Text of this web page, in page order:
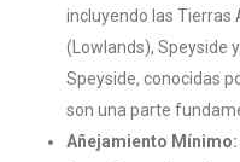
incluyendo las Tierras
(Lowlands), Speyside
Speyside, conocidas
son una parte
Añejamiento Mínimo: